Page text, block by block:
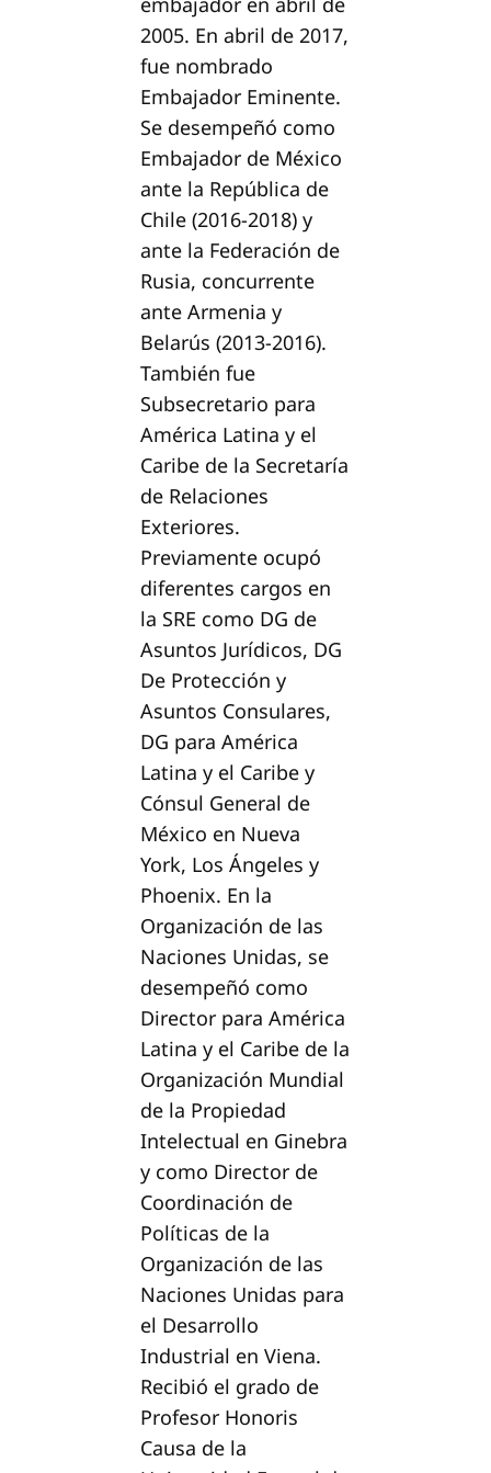
2005. En abril de 2017,
fue nombrado
Embajador Eminente.
Se desempeñó como
Embajador de México
ante la República de
Chile (2016-2018) y
ante la Federación de
Rusia, concurrente
ante Armenia y
Belarús (2013-2016).
También fue
Subsecretario para
América Latina y el
Caribe de la Secretaría
de Relaciones
Exteriores.
Previamente ocupó
diferentes cargos en
la SRE como DG de
Asuntos Jurídicos, DG
De Protección y
Asuntos Consulares,
DG para América
Latina y el Caribe y
Cónsul General de
México en Nueva
York, Los Ángeles y
Phoenix. En la
Organización de las
Naciones Unidas, se
desempeñó como
Director para América
Latina y el Caribe de la
Organización Mundial
de la Propiedad
Intelectual en Ginebra
y como Director de
Coordinación de
Políticas de la
Organización de las
Naciones Unidas para
el Desarrollo
Industrial en Viena.
Recibió el grado de
Profesor Honoris
Causa de la